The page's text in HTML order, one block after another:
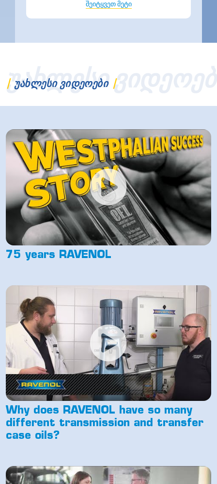
ᲨᲔᲘᲢᲧᲕᲔᲗ ᲛᲔᲢᲘ
ᲣᲐᲮᲚᲔᲡᲘ
ᲣᲐᲮᲚᲔᲡᲘ ᲕᲘᲓᲔᲝᲔᲑᲘ
75 years RAVENOL
Why does RAVENOL have so many
different transmission and transfer
case oils?